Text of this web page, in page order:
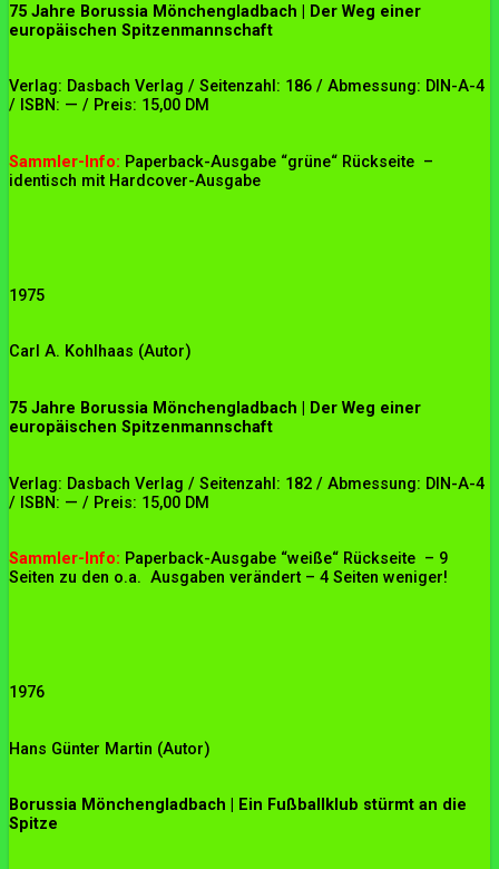
75 Jahre Borussia Mönchengladbach | Der Weg einer
europäischen Spitzenmannschaft
Verlag: Dasbach Verlag / Seitenzahl: 186 / Abmessung: DIN-A-4
/ ISBN: — / Preis: 15,00 DM
Sammler-Info: Paperback-Ausgabe “grüne“ Rückseite –
identisch mit Hardcover-Ausgabe
1975
Carl A. Kohlhaas (Autor)
75 Jahre Borussia Mönchengladbach | Der Weg einer
europäischen Spitzenmannschaft
Verlag: Dasbach Verlag / Seitenzahl: 182 / Abmessung: DIN-A-4
/ ISBN: — / Preis: 15,00 DM
Sammler-Info: Paperback-Ausgabe “weiße“ Rückseite – 9
Seiten zu den o.a. Ausgaben verändert – 4 Seiten weniger!
1976
Hans Günter Martin (Autor)
Borussia Mönchengladbach | Ein Fußballklub stürmt an die
Spitze